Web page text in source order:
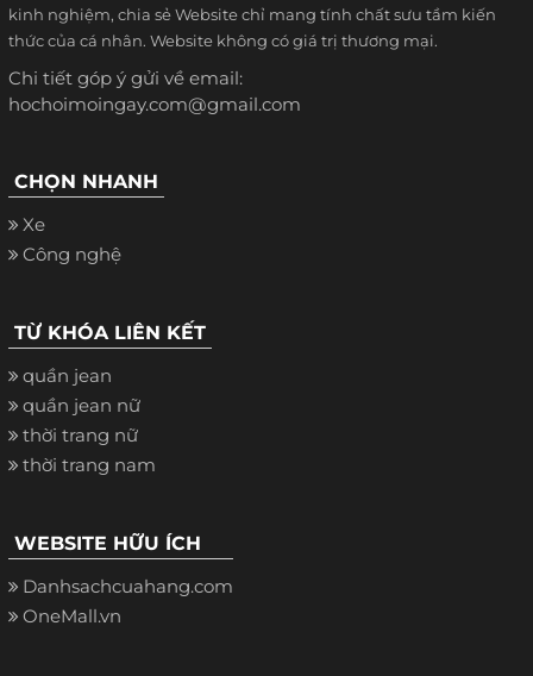
kinh nghiệm, chia sẻ Website chỉ mang tính chất sưu tầm kiến
thức của cá nhân. Website không có giá trị thương mại.
Chi tiết góp ý gửi về email:
hochoimoingay.com@gmail.com
CHỌN NHANH
Xe
Công nghệ
TỪ KHÓA LIÊN KẾT
quần jean
quần jean nữ
thời trang nữ
thời trang nam
WEBSITE HỮU ÍCH
Danhsachcuahang.com
OneMall.vn